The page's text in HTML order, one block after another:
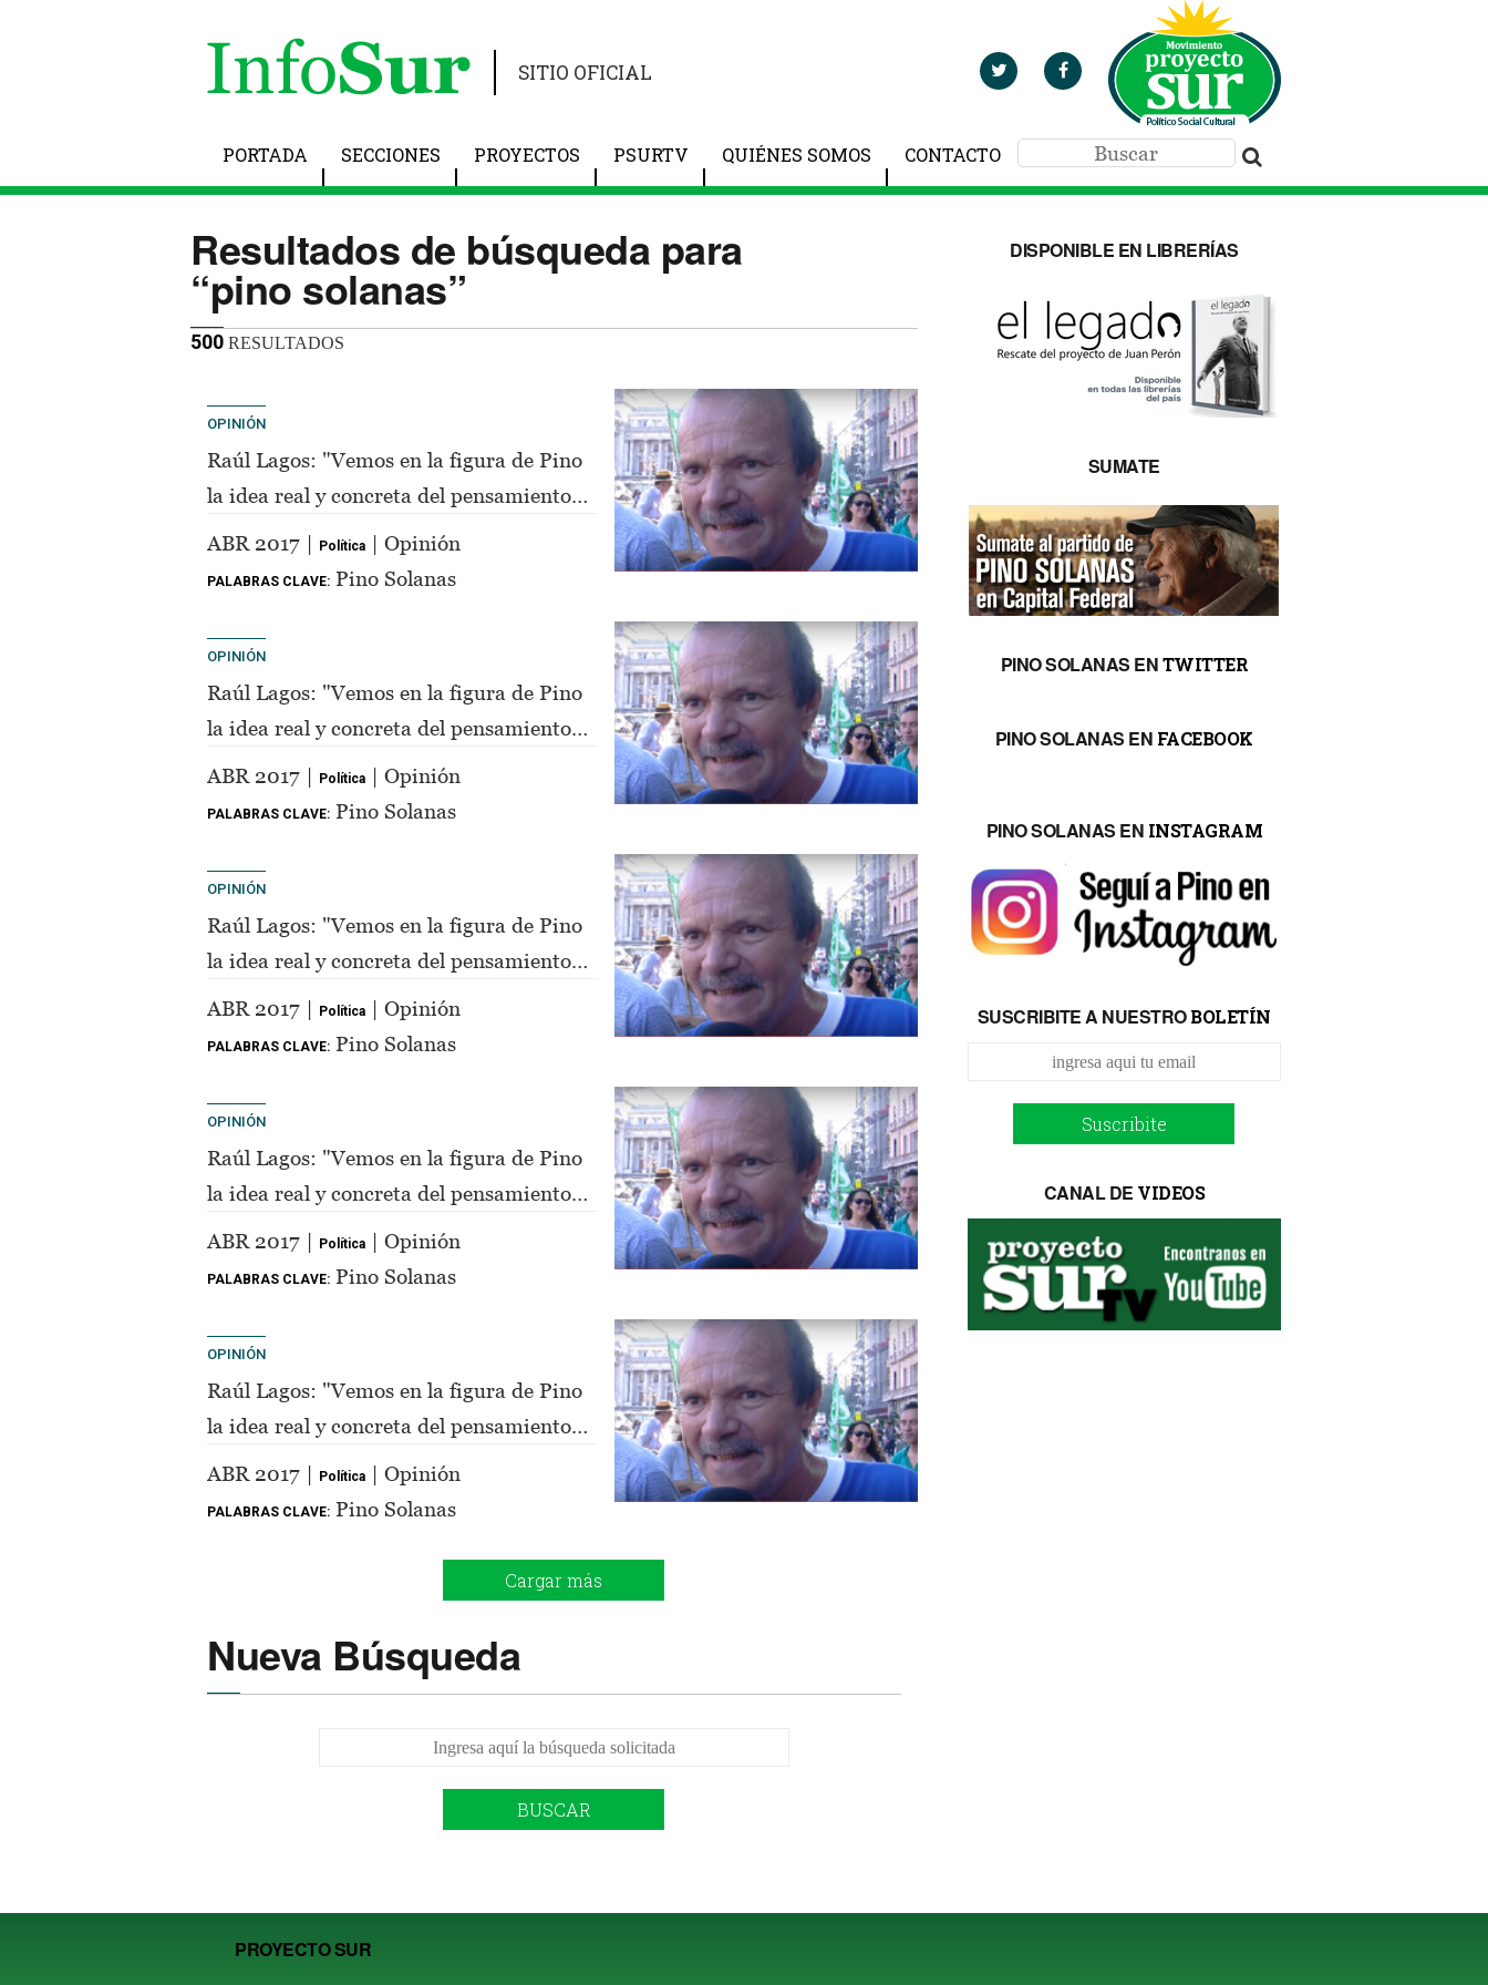
SITIO OFICIAL
PORTADA SECCIONES PROYECTOS PSURTV QUIÉNES SOMOS CONTACTO
Resultados de búsqueda para
“pino solanas”
500 RESULTADOS
OPINIÓN
Raúl Lagos: "Vemos en la figura de Pino
la idea real y concreta del pensamiento
de Perón"
ABR 2017 | Política | Opinión
PALABRAS CLAVE: Pino Solanas
OPINIÓN
Raúl Lagos: "Vemos en la figura de Pino
la idea real y concreta del pensamiento
de Perón"
ABR 2017 | Política | Opinión
PALABRAS CLAVE: Pino Solanas
OPINIÓN
Raúl Lagos: "Vemos en la figura de Pino
la idea real y concreta del pensamiento
de Perón"
ABR 2017 | Política | Opinión
PALABRAS CLAVE: Pino Solanas
OPINIÓN
Raúl Lagos: "Vemos en la figura de Pino
la idea real y concreta del pensamiento
de Perón"
ABR 2017 | Política | Opinión
PALABRAS CLAVE: Pino Solanas
OPINIÓN
Raúl Lagos: "Vemos en la figura de Pino
la idea real y concreta del pensamiento
de Perón"
ABR 2017 | Política | Opinión
PALABRAS CLAVE: Pino Solanas
Cargar más
Nueva Búsqueda
BUSCAR
DISPONIBLE EN LIBRERÍAS
SUMATE
PINO SOLANAS ENTWITTER
PINO SOLANAS EN FACEBOOK
PINO SOLANAS EN INSTAGRAM
SUSCRIBITE A NUESTROBOLETÍN
Suscribite
CANAL DE VIDEOS
PROYECTO SUR